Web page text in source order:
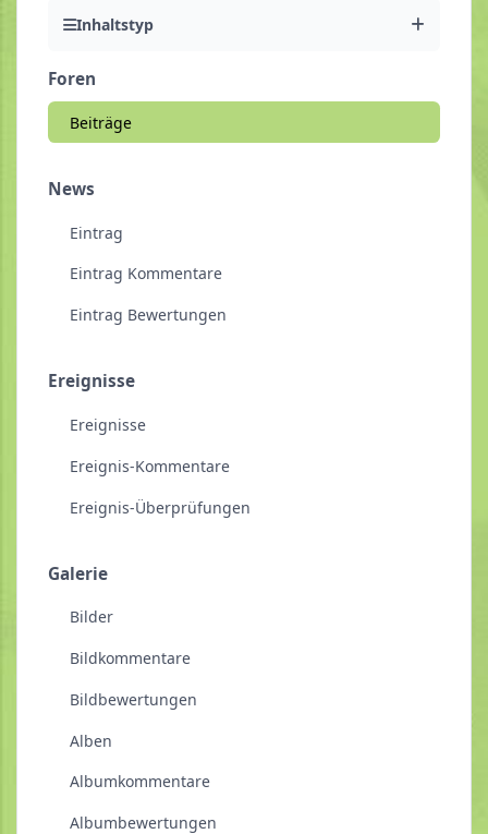
Inhaltstyp
Foren
Beiträge
News
Eintrag
Eintrag Kommentare
Eintrag Bewertungen
Ereignisse
Ereignisse
Ereignis-Kommentare
Ereignis-Überprüfungen
Galerie
Bilder
Bildkommentare
Bildbewertungen
Alben
Albumkommentare
Albumbewertungen